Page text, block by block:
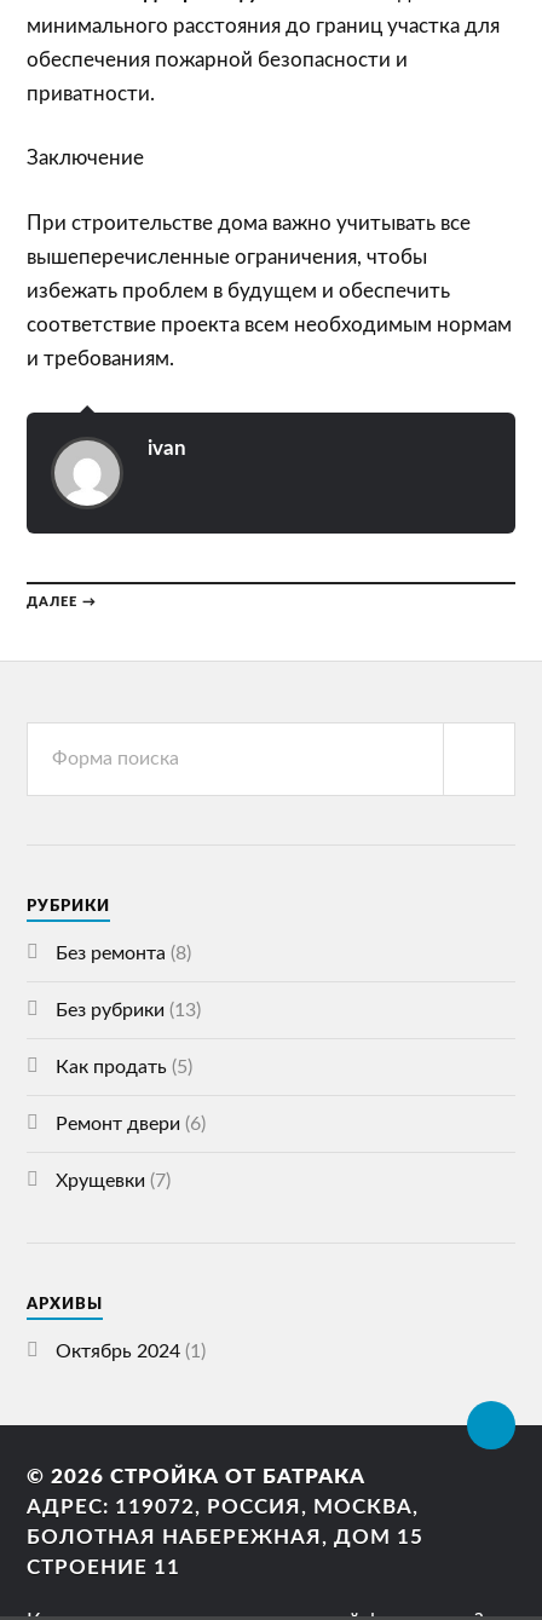
минимального расстояния до границ участка для
обеспечения пожарной безопасности и
приватности.
Заключение
При строительстве дома важно учитывать все
вышеперечисленные ограничения, чтобы
избежать проблем в будущем и обеспечить
соответствие проекта всем необходимым нормам
и требованиям.
ivan
ДАЛЕЕ →
РУБРИКИ
Без ремонта (8)
Без рубрики (13)
Как продать (5)
Ремонт двери (6)
Хрущевки (7)
АРХИВЫ
Октябрь 2024 (1)
© 2026СТРОЙКА ОТ БАТРАКА
АДРЕС: 119072, РОССИЯ, МОСКВА,
БОЛОТНАЯ НАБЕРЕЖНАЯ, ДОМ 15
СТРОЕНИЕ 11